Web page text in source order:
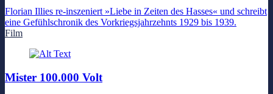
Florian Illies re-inszeniert »Liebe in Zeiten des Hasses« und schreibt
eine Gefühlschronik des Vorkriegsjahrzehnts 1929 bis 1939.
Film
Mister 100.000 Volt